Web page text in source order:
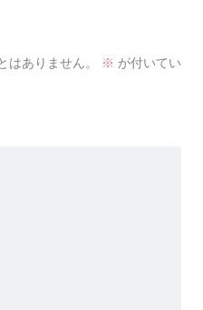
はありません。 ※ が付いてい